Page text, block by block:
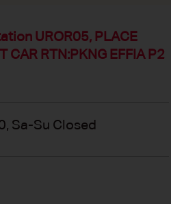
UROR05, PLACE
CAR RTN:PKNG EFFIA P2
Sa-Su Closed